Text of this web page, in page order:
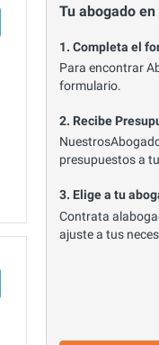
Tu abogado
1. Completa el
Para encontrar
formulario.
2. Recibe
presupuestos a
3. Elige a tu
Contrata
ajuste a tus